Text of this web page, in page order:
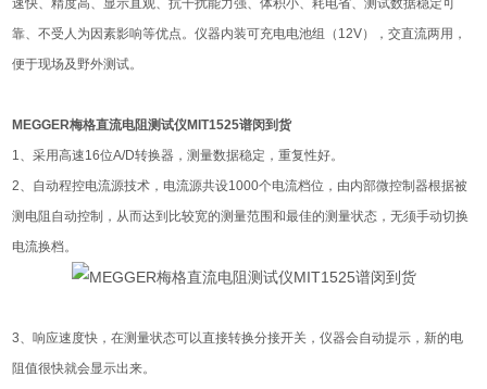
速快、精度高、显示直观、抗干扰能力强、体积小、耗电省、测试数据稳定可
靠、不受人为因素影响等优点。仪器内装可充电电池组（12V），交直流两用，
便于现场及野外测试。
MEGGER梅格直流电阻测试仪MIT1525谱闵到货
1、采用高速16位A/D转换器，测量数据稳定，重复性好。
2、自动程控电流源技术，电流源共设1000个电流档位，由内部微控制器根据被
测电阻自动控制，从而达到比较宽的测量范围和最佳的测量状态，无须手动切换
电流换档。
3、响应速度快，在测量状态可以直接转换分接开关，仪器会自动提示，新的电
阻值很快就会显示出来。